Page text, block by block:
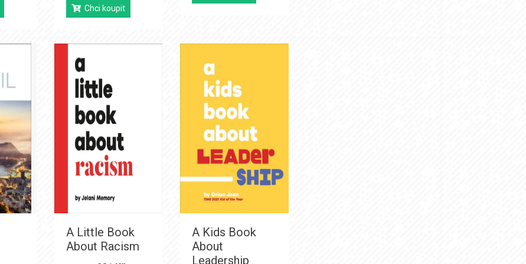
Chci koupit
A Little Book
About Racism
A Kids Book
About
Leadership